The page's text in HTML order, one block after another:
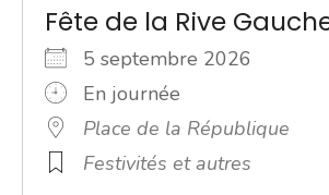
Fête de la Rive
5 septembre 2026
En journée
Place de la République
Festivités et autres